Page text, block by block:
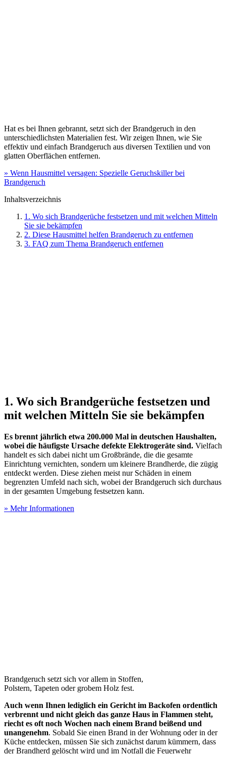
Hat es bei Ihnen gebrannt, setzt sich der Brandgeruch in den
unterschiedlichsten Materialien fest. Wir zeigen Ihnen, wie Sie
effektiv und einfach Brandgeruch aus diversen Textilien und von
glatten Oberflächen entfernen.
» Wenn Hausmittel versagen: Spezielle Geruchskiller bei
Brandgeruch
Inhaltsverzeichnis
1. Wo sich Brandgerüche festsetzen und mit welchen Mitteln
Sie sie bekämpfen
2. Diese Hausmittel helfen Brandgeruch zu entfernen
3. FAQ zum Thema Brandgeruch entfernen
1. Wo sich Brandgerüche festsetzen und
mit welchen Mitteln Sie sie bekämpfen
Es brennt jährlich etwa 200.000 Mal in deutschen Haushalten,
wobei die häufigste Ursache defekte Elektrogeräte sind. Vielfach
handelt es sich dabei nicht um Großbrände, die die gesamte
Einrichtung vernichten, sondern um kleinere Brandherde, die zügig
entdeckt werden. Diese ziehen meist nur Schäden in einem
begrenzten Umfeld nach sich, wobei der Brandgeruch sich durchaus
in der gesamten Umgebung festsetzen kann.
» Mehr Informationen
Brandgeruch setzt sich vor allem in Stoffen,
Polstern, Tapeten oder grobem Holz fest.
Auch wenn Ihnen lediglich ein Gericht im Backofen ordentlich
verbrennt und nicht gleich das ganze Haus in Flammen steht,
riecht es oft noch Wochen nach einem Brand beißend und
unangenehm. Sobald Sie einen Brand in der Wohnung oder in der
Küche entdecken, müssen Sie sich zunächst darum kümmern, dass
der Brandherd gelöscht wird und im Notfall die Feuerwehr